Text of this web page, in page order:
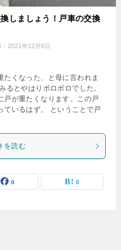
しましょう！戸車の交換
2021年12月6日
たくなった、と母に言われま
るとやはりボロボロでした。
戸が重たくなります。この戸
ているはず。 ということで戸
を読む
0 0